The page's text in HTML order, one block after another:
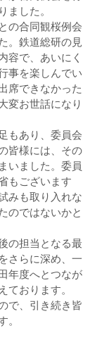
ました。
の合同観桜例会
。鉄道総研の見
容で、あいにく
事を楽しんでい
席できなかった
変お世話になり
もあり、委員会
皆様には、その
いました。委員
もございます
みも取り入れな
のではないかと
の担当となる最
さらに深め、一
年度へとつなが
ております。
で、引き続き皆
。